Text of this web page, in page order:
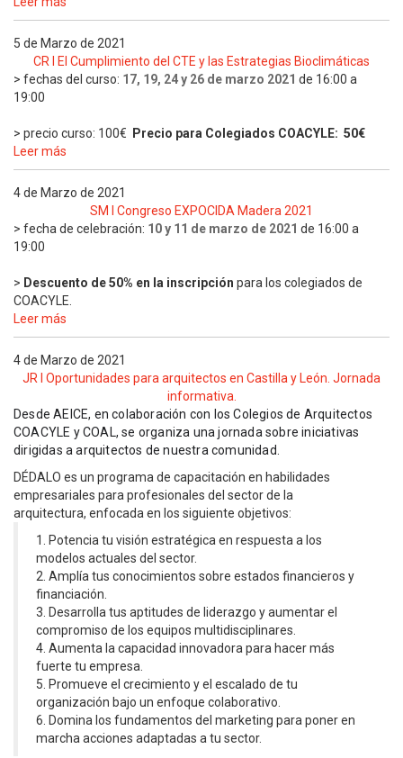
5 de Marzo de 2021
CR I El Cumplimiento del CTE y las Estrategias Bioclimáticas
> fechas del curso: 17, 19, 24 y 26 de marzo 2021 de 16:00 a
19:00
> precio curso: 100€
Precio para Colegiados COACYLE: 50€
Leer más
4 de Marzo de 2021
SM I Congreso EXPOCIDA Madera 2021
> fecha de celebración: 10 y 11 de marzo de 2021 de 16:00 a
19:00
> Descuento de 50% en la inscripción para los colegiados de
COACYLE.
Leer más
4 de Marzo de 2021
JR I Oportunidades para arquitectos en Castilla y León. Jornada
informativa.
Desde AEICE, en colaboración con los Colegios de Arquitectos
COACYLE y COAL, se organiza una jornada sobre iniciativas
dirigidas a arquitectos de nuestra comunidad.
DÉDALO es un programa de capacitación en habilidades
empresariales para profesionales del sector de la
arquitectura, enfocada en los siguiente objetivos:
1. Potencia tu visión estratégica en respuesta a los
modelos actuales del sector.
2. Amplía tus conocimientos sobre estados financieros y
financiación.
3. Desarrolla tus aptitudes de liderazgo y aumentar el
compromiso de los equipos multidisciplinares.
4. Aumenta la capacidad innovadora para hacer más
fuerte tu empresa.
5. Promueve el crecimiento y el escalado de tu
organización bajo un enfoque colaborativo.
6. Domina los fundamentos del marketing para poner en
marcha acciones adaptadas a tu sector.